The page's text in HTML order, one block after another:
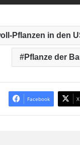
Pflanzen in den
Pflanze der
Facebook X